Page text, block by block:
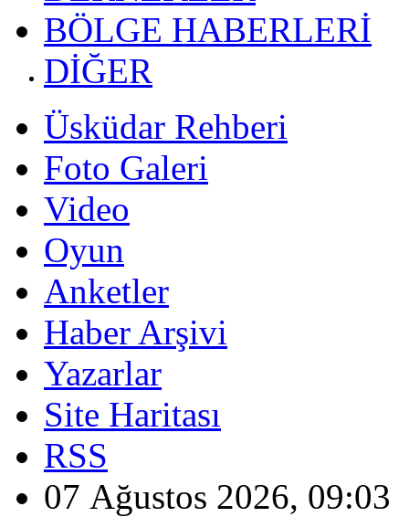
BÖLGE HABERLERİ
DİĞER
Üsküdar Rehberi
Foto Galeri
Video
Oyun
Anketler
Haber Arşivi
Yazarlar
Site Haritası
RSS
07 Ağustos 2026, 09:03